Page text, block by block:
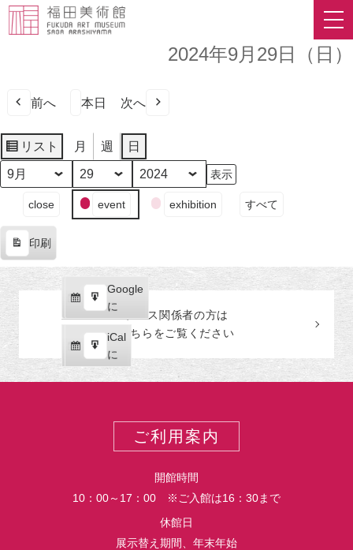
2024年9月29日（日）
前へ 本日 次へ
リスト
表
示
月 週 日
月
日
年
ン
の
カ
テ
ゴ
close event exhibition すべて
印刷
示
Google
で
購
読
iCal
で
購
読
Google
に
エ
ク
ス
ポ
iCal
に
エ
ク
プレス関係者の方は
こちらをご覧ください
ご利用案内
開館時間
10：00～17：00 ※ご入館は16：30まで
休館日
展示替え期間、年末年始